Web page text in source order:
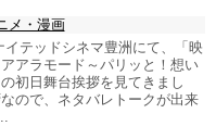
メ・漫画
イテッドシネマ豊洲にて、「映
アラモード～パリッと！想い
初日舞台挨拶を見てきまし
ので、ネタバレトークが出来